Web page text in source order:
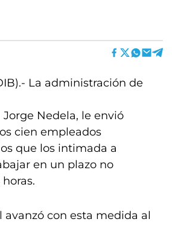
La administración de
Nedela, le envió
cien empleados
que los intimada a
en un plazo no
avanzó con esta medida al